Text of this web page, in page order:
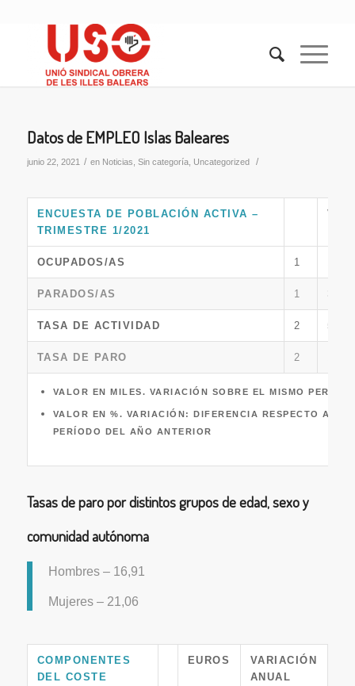
Datos de EMPLEO Islas Baleares
junio 22, 2021 / en Noticias Sin categoría, Uncategorized /
ENCUESTA DE POBLACIÓN ACTIVA –
TRIMESTRE 1/2021
OCUPADOS/AS 1
PARADOS/AS 1
TASA DE ACTIVIDAD 2 57,69
TASA DE PARO 2
VALOR EN MILES. VARIACIÓN SOBRE EL MISMO
VALOR EN %. VARIACIÓN: DIFERENCIA RESPECTO A LA
PERÍODO DEL AÑO ANTERIOR
Tasas de paro por distintos grupos de edad, sexo y
comunidad autónoma
Hombres – 16,91
Mujeres – 21,06
COMPONENTES
DEL COSTE
EUROS
VARIACIÓN
ANUAL